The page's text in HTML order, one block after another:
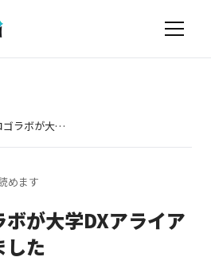
株式会社ロゴラボが大学DXアライアンスに参画しました
めます
が大学DXアライア
した